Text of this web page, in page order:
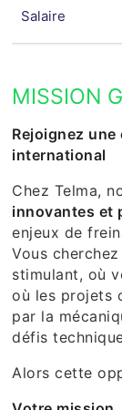
Salaire
MISSION
Rejoignez une
international
Chez Telma,
innovantes et
enjeux de
Vous
stimulant, où
où les projets
par la
défis
Alors cette